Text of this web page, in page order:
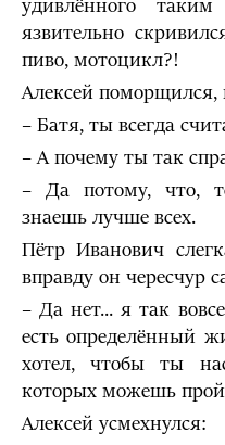
удивлённого
язвительно
пиво, мотоцикл?!
Алексей поморщился,
– Батя, ты всегда
– А почему ты так
– Да потому, что,
знаешь лучше всех.
Пётр Иванович
вправду он чересчур
– Да нет... я так
есть определённый
хотел, чтобы ты
которых можешь
Алексей усмехнулся: